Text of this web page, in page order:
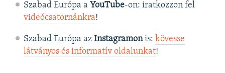
Szabad Európa a YouTube-on: iratkozzon fel
videócsatornánkra!
Szabad Európa az Instagramonis: kövesse
látványos és informatív oldalunkat! ​